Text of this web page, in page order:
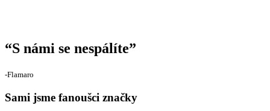
“S námi se nespálíte”
‐Flamaro
Sami jsme fanoušci značky